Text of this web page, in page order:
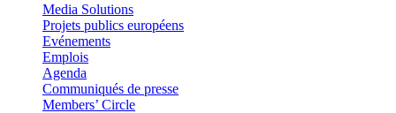
Media Solutions
Projets publics européens
Evénements
Emplois
Agenda
Communiqués de presse
Members’ Circle